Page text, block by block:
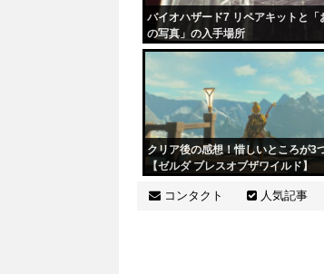
バイオハザード7 リペアキットと「
の写真」の入手場所
クリア後の感想！惜しいところが3
【ゼルダ ブレスオブザワイルド】
コンタクト 人気記事